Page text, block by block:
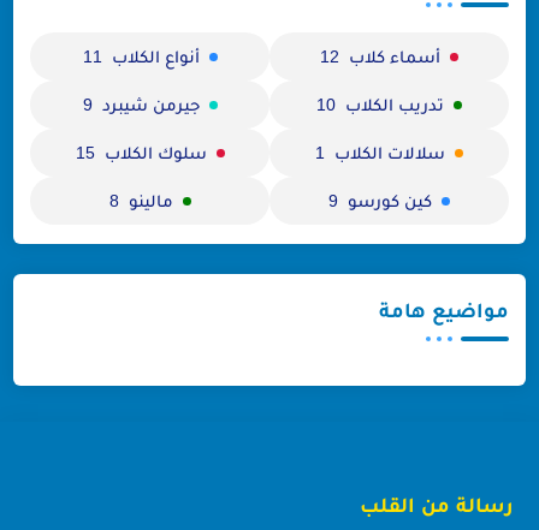
أسماء كلاب 12 أنواع الكلاب 11
تدريب الكلاب 10 جيرمن شيبرد 9
سلالات الكلاب 1 سلوك الكلاب 15
كين كورسو 9 مالينو 8
مواضيع هامة
رسالة من القلب